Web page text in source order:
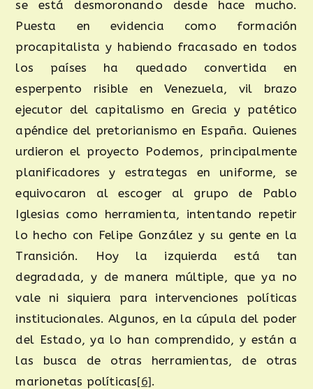
se está desmoronando desde hace mucho.
Puesta en evidencia como formación
procapitalista y habiendo fracasado en todos
los países ha quedado convertida en
esperpento risible en Venezuela, vil brazo
ejecutor del capitalismo en Grecia y patético
apéndice del pretorianismo en España. Quienes
urdieron el proyecto Podemos, principalmente
planificadores y estrategas en uniforme, se
equivocaron al escoger al grupo de Pablo
Iglesias como herramienta, intentando repetir
lo hecho con Felipe González y su gente en la
Transición. Hoy la izquierda está tan
degradada, y de manera múltiple, que ya no
vale ni siquiera para intervenciones políticas
institucionales. Algunos, en la cúpula del poder
del Estado, ya lo han comprendido, y están a
las busca de otras herramientas, de otras
marionetas políticas[6].